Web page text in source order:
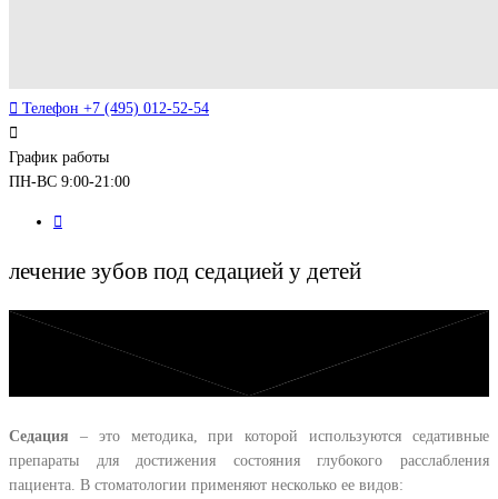
Телефон +7 (495) 012-52-54
График работы
ПН-ВС 9:00-21:00
лечение зубов под седацией у детей
Седация – это методика, при которой используются седативные
препараты для достижения состояния глубокого расслабления
пациента. В стоматологии применяют несколько ее видов: